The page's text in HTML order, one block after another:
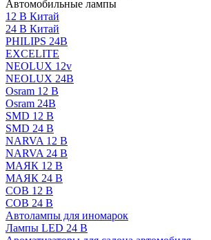
Автомобильные лампы
12 В Китай
24 В Китай
PHILIPS 24В
EXCELITE
NEOLUX 12v
NEOLUX 24В
Osram 12 В
Osram 24В
SMD 12 В
SMD 24 В
NARVA 12 В
NARVA 24 В
МАЯК 12 В
МАЯК 24 В
COB 12 В
COB 24 В
Автолампы для иномарок
Лампы LED 24 B